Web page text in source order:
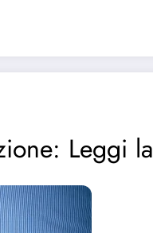
Leggi